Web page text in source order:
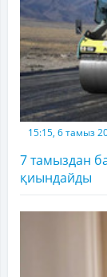
15:15, 6 тамыз
7 тамыздан
қиындайды